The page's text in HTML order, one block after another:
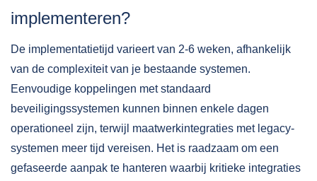
implementeren?
De implementatietijd varieert van 2-6 weken, afhankelijk
van de complexiteit van je bestaande systemen.
Eenvoudige koppelingen met standaard
beveiligingssystemen kunnen binnen enkele dagen
operationeel zijn, terwijl maatwerkintegraties met legacy-
systemen meer tijd vereisen. Het is raadzaam om een
gefaseerde aanpak te hanteren waarbij kritieke integraties